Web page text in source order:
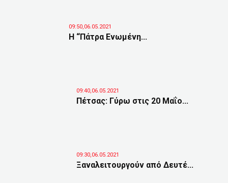
09:50,06.05.2021
Η “Πάτρα Ενωμένη...
09:40,06.05.2021
Πέτσας: Γύρω στις 20 Μαΐο...
09:30,06.05.2021
Ξαναλειτουργούν από Δευτέ...